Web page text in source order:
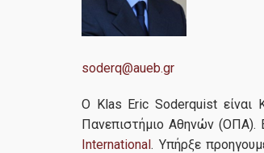
soderq@aueb.gr
Ο Klas Eric Soderquist είναι
Πανεπιστήμιο Αθηνών (ΟΠΑ).
International. Υπήρξε